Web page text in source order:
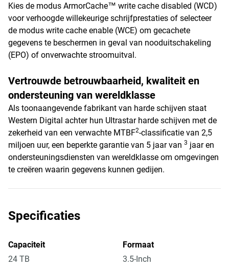
Kies de modus ArmorCache™ write cache disabled (WCD)
voor verhoogde willekeurige schrijfprestaties of selecteer
de modus write cache enable (WCE) om gecachete
gegevens te beschermen in geval van nooduitschakeling
(EPO) of onverwachte stroomuitval.
Vertrouwde betrouwbaarheid, kwaliteit en
ondersteuning van wereldklasse
Als toonaangevende fabrikant van harde schijven staat
Western Digital achter hun Ultrastar harde schijven met de
zekerheid van een verwachte MTBF2-classificatie van 2,5
miljoen uur, een beperkte garantie van 5 jaar van 3 jaar en
ondersteuningsdiensten van wereldklasse om omgevingen
te creëren waarin gegevens kunnen gedijen.
Specificaties
Capaciteit
24 TB
Formaat
3.5-Inch